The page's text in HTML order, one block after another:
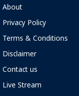
About
Privacy Policy
Terms & Conditions
Disclaimer
Contact us
Live Stream